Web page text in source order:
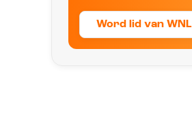
Word lid van WNL